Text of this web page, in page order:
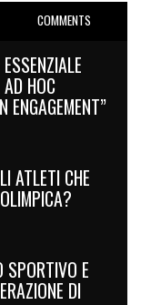
COMMENTS
HOC
ENGAGEMENT”
ATLETI CHE
SPORTIVO E
DI